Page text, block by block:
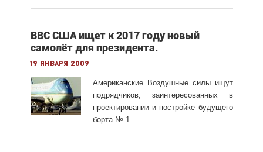
ВВС США ищет к 2017 году новый
самолёт для президента.
19 января 2009
Американские Воздушные силы ищут
подрядчиков, заинтересованных в
проектировании и постройке будущего
борта № 1.